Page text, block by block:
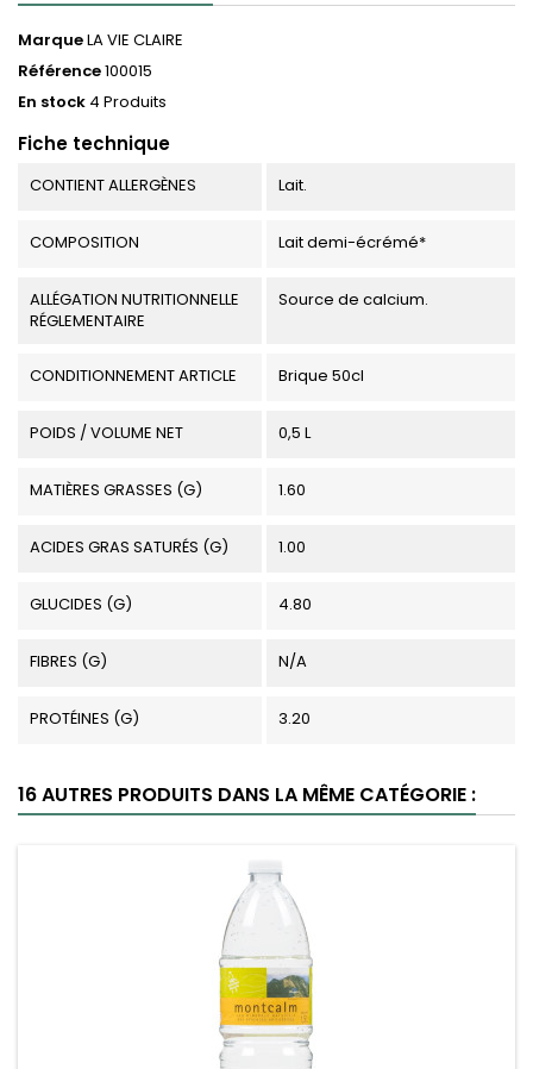
MarqueLA VIE CLAIRE
Référence100015
En stock 4 Produits
Fiche technique
CONTIENT ALLERGÈNES Lait.
COMPOSITION Lait demi-écrémé*
ALLÉGATION NUTRITIONNELLE
RÉGLEMENTAIRE
Source de calcium.
CONDITIONNEMENT ARTICLE Brique 50cl
POIDS / VOLUME NET 0,5 L
MATIÈRES GRASSES (G) 1.60
ACIDES GRAS SATURÉS (G) 1.00
GLUCIDES (G) 4.80
FIBRES (G) N/A
PROTÉINES (G) 3.20
16 AUTRES PRODUITS DANS LA MÊME CATÉGORIE :